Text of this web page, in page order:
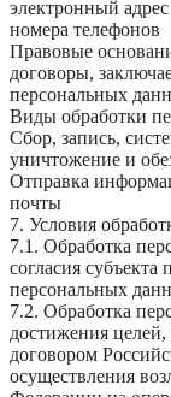
электронный адрес
номера телефонов
Правовые
договоры,
персональных
Виды обработки
Сбор, запись,
уничтожение и
Отправка
почты
7. Условия
7.1. Обработка
согласия
персональных
7.2. Обработка
достижения
договором
осуществления